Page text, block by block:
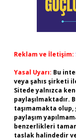
Reklam ve İletişim:
Yasal Uyarı: Bu
veya şahıs şirketi
Sitede yalnızca
paylaşılmaktadır.
taşımamakta
paylaşım
benzerlikleri
taslak halindedir